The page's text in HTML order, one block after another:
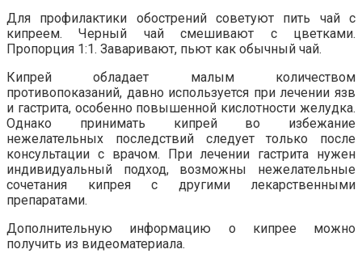
Для профилактики обострений советуют пить чай с
кипреем. Черный чай смешивают с цветками.
Пропорция 1:1. Заваривают, пьют как обычный чай.
Кипрей обладает малым количеством
противопоказаний, давно используется при лечении язв
и гастрита, особенно повышенной кислотности желудка.
Однако принимать кипрей во избежание
нежелательных последствий следует только после
консультации с врачом. При лечении гастрита нужен
индивидуальный подход, возможны нежелательные
сочетания кипрея с другими лекарственными
препаратами.
Дополнительную информацию о кипрее можно
получить из видеоматериала.